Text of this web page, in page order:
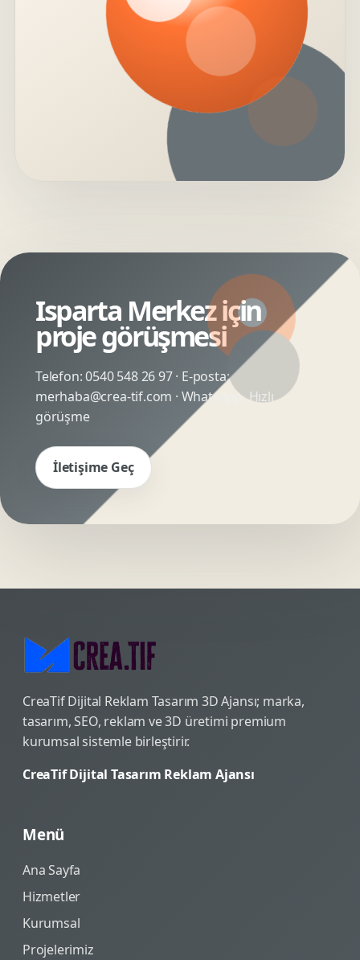
Isparta Merkez için
proje görüşmesi
Telefon:0540 548 26 97· E-posta:
merhaba@crea-tif.com · WhatsApp:Hızlı
görüşme
İletişime Geç
CreaTif Dijital Reklam Tasarım 3D Ajansı; marka,
tasarım, SEO, reklam ve 3D üretimi premium
kurumsal sistemle birleştirir.
CreaTif Dijital Tasarım Reklam Ajansı
Menü
Ana Sayfa
Hizmetler
Kurumsal
Projelerimiz